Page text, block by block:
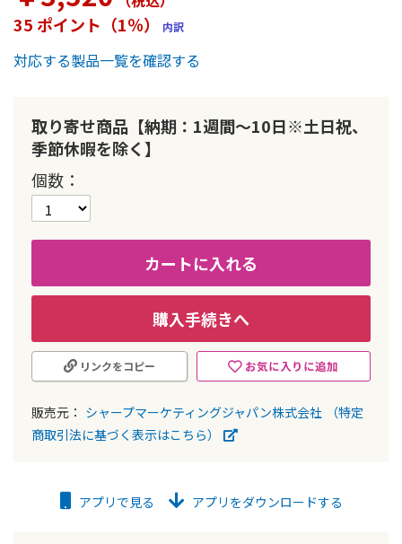
35 ポイント（1％） 内訳
対応する製品一覧を確認する
取り寄せ商品【納期：1週間～10日※土日祝、
季節休暇を除く】
個数
カートに入れる
購入手続きへ
お気に入りに追加
リンクをコピー
販売元： シャープマーケティングジャパン株式会社
（特定
商取引法に基づく表示はこちら）
ー
の
最
初
動
す
る
アプリで見る アプリをダウンロードする